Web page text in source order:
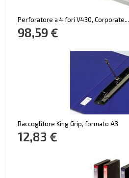
Perforatore a 4 fori V430, Corporate...
98,59 €
Raccoglitore King Grip, formato A3
12,83 €